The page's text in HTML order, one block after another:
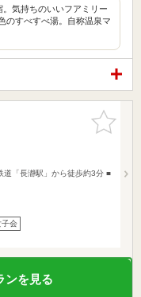
。気持ちのいいフアミリー
のすべすべ湯。自称温泉マ
お気に入
りに追加
道「長瀞駅」から徒歩約3分 ■
子会
ンを見る